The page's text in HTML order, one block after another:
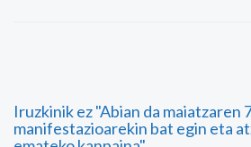
Iruzkinik ez "Abian da maiatzaren
manifestazioarekin bat egin eta